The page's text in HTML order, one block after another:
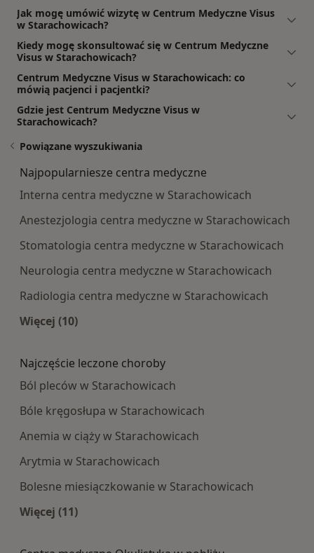
Jak mogę umówić wizytę w Centrum Medyczne Visus
w Starachowicach?
Kiedy mogę skonsultować się w Centrum Medyczne
Visus w Starachowicach?
Centrum Medyczne Visus w Starachowicach: co
mówią pacjenci i pacjentki?
Gdzie jest Centrum Medyczne Visus w
Starachowicach?
Powiązane wyszukiwania
Najpopularniesze centra medyczne
Interna centra medyczne w Starachowicach
Anestezjologia centra medyczne w Starachowicach
Stomatologia centra medyczne w Starachowicach
Neurologia centra medyczne w Starachowicach
Radiologia centra medyczne w Starachowicach
Więcej (10)
Najczęście leczone choroby
Ból pleców w Starachowicach
Bóle kręgosłupa w Starachowicach
Anemia w ciąży w Starachowicach
Arytmia w Starachowicach
Bolesne miesiączkowanie w Starachowicach
Więcej (11)